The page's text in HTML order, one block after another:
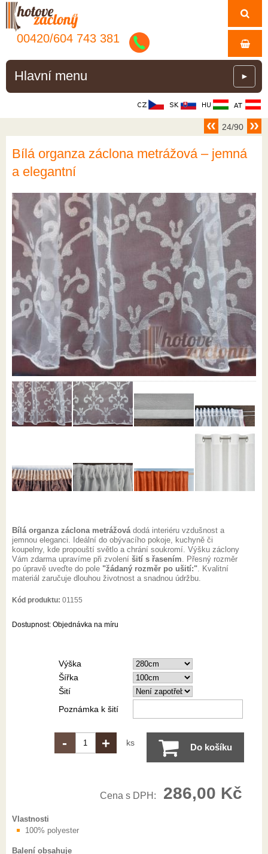
00420/604 743 381
Hlavní menu ►
24/90
Bílá organza záclona metrážová – jemná
a elegantní
Bílá organza záclona metrážovádodá interiéru vzdušnost a
jemnou eleganci. Ideální do obývacího pokoje, kuchyně či
koupelny, kde propouští světlo a chrání soukromí. Výšku záclony
Vám zdarma upravíme při zvolení šití s řasením. Přesný rozměr
po úpravě uveďte do pole "žádaný rozměr po ušití:". Kvalitní
materiál zaručuje dlouhou životnost a snadnou údržbu.
Kód produktu: 01155
Dostupnost: Objednávka na míru
Výška
Šířka
Šití
Poznámka k šití
- + ks Do košíku
Cena s DPH: 286,00 Kč
Vlastnosti
100% polyester
Balení obsahuje